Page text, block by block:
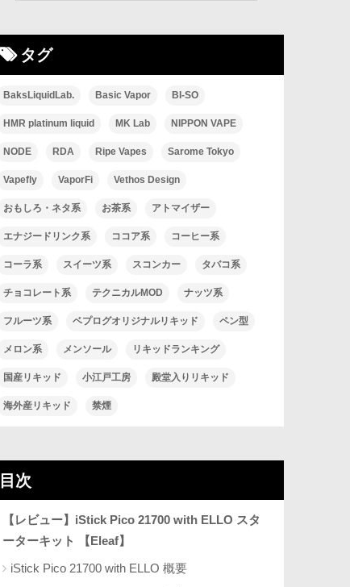
タグ
BaksLiquidLab. Basic Vapor BI-SO
HMR platinum liquid MK Lab NIPPON VAPE
NODE RDA Ripe Vapes Sarome Tokyo
Vapefly VaporFi Vethos Design
おもしろ・ネタ系 お茶系 アトマイザー
エナジードリンク系 ココア系 コーヒー系
コーラ系 スイーツ系 スコンカー タバコ系
チョコレート系 テクニカルMOD ナッツ系
フルーツ系 ベプログオリジナルリキッド ペン型
メロン系 メンソール リキッドランキング
国産リキッド 小江戸工房 殿堂入りリキッド
海外産リキッド 禁煙
目次
【レビュー】iStick Pico 21700 with ELLO スタ
ーターキット 【Eleaf】
iStick Pico 21700 with ELLO 概要